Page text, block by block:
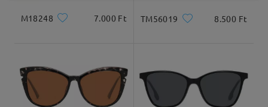
M18248 7.000 Ft TM56019 8.500 Ft